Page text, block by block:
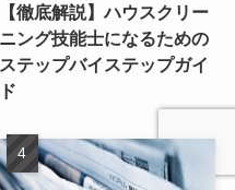
【徹底解説】ハウスクリー
ニング技能士になるための
ステップバイステップガイ
ド